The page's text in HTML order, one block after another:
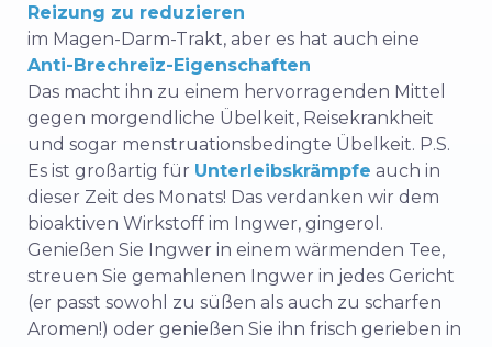
Reizung zu reduzieren
im Magen-Darm-Trakt, aber es hat auch eine
Anti-Brechreiz-Eigenschaften
Das macht ihn zu einem hervorragenden Mittel
gegen morgendliche Übelkeit, Reisekrankheit
und sogar menstruationsbedingte Übelkeit. P.S.
Es ist großartig für Unterleibskrämpfe auch in
dieser Zeit des Monats! Das verdanken wir dem
bioaktiven Wirkstoff im Ingwer, gingerol .
Genießen Sie Ingwer in einem wärmenden Tee,
streuen Sie gemahlenen Ingwer in jedes Gericht
(er passt sowohl zu süßen als auch zu scharfen
Aromen!) oder genießen Sie ihn frisch gerieben in